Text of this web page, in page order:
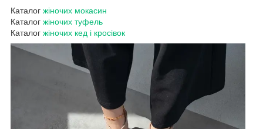
Каталог жіночих мокасин
Каталог жіночих туфель
Каталог жіночих кед і кросівок